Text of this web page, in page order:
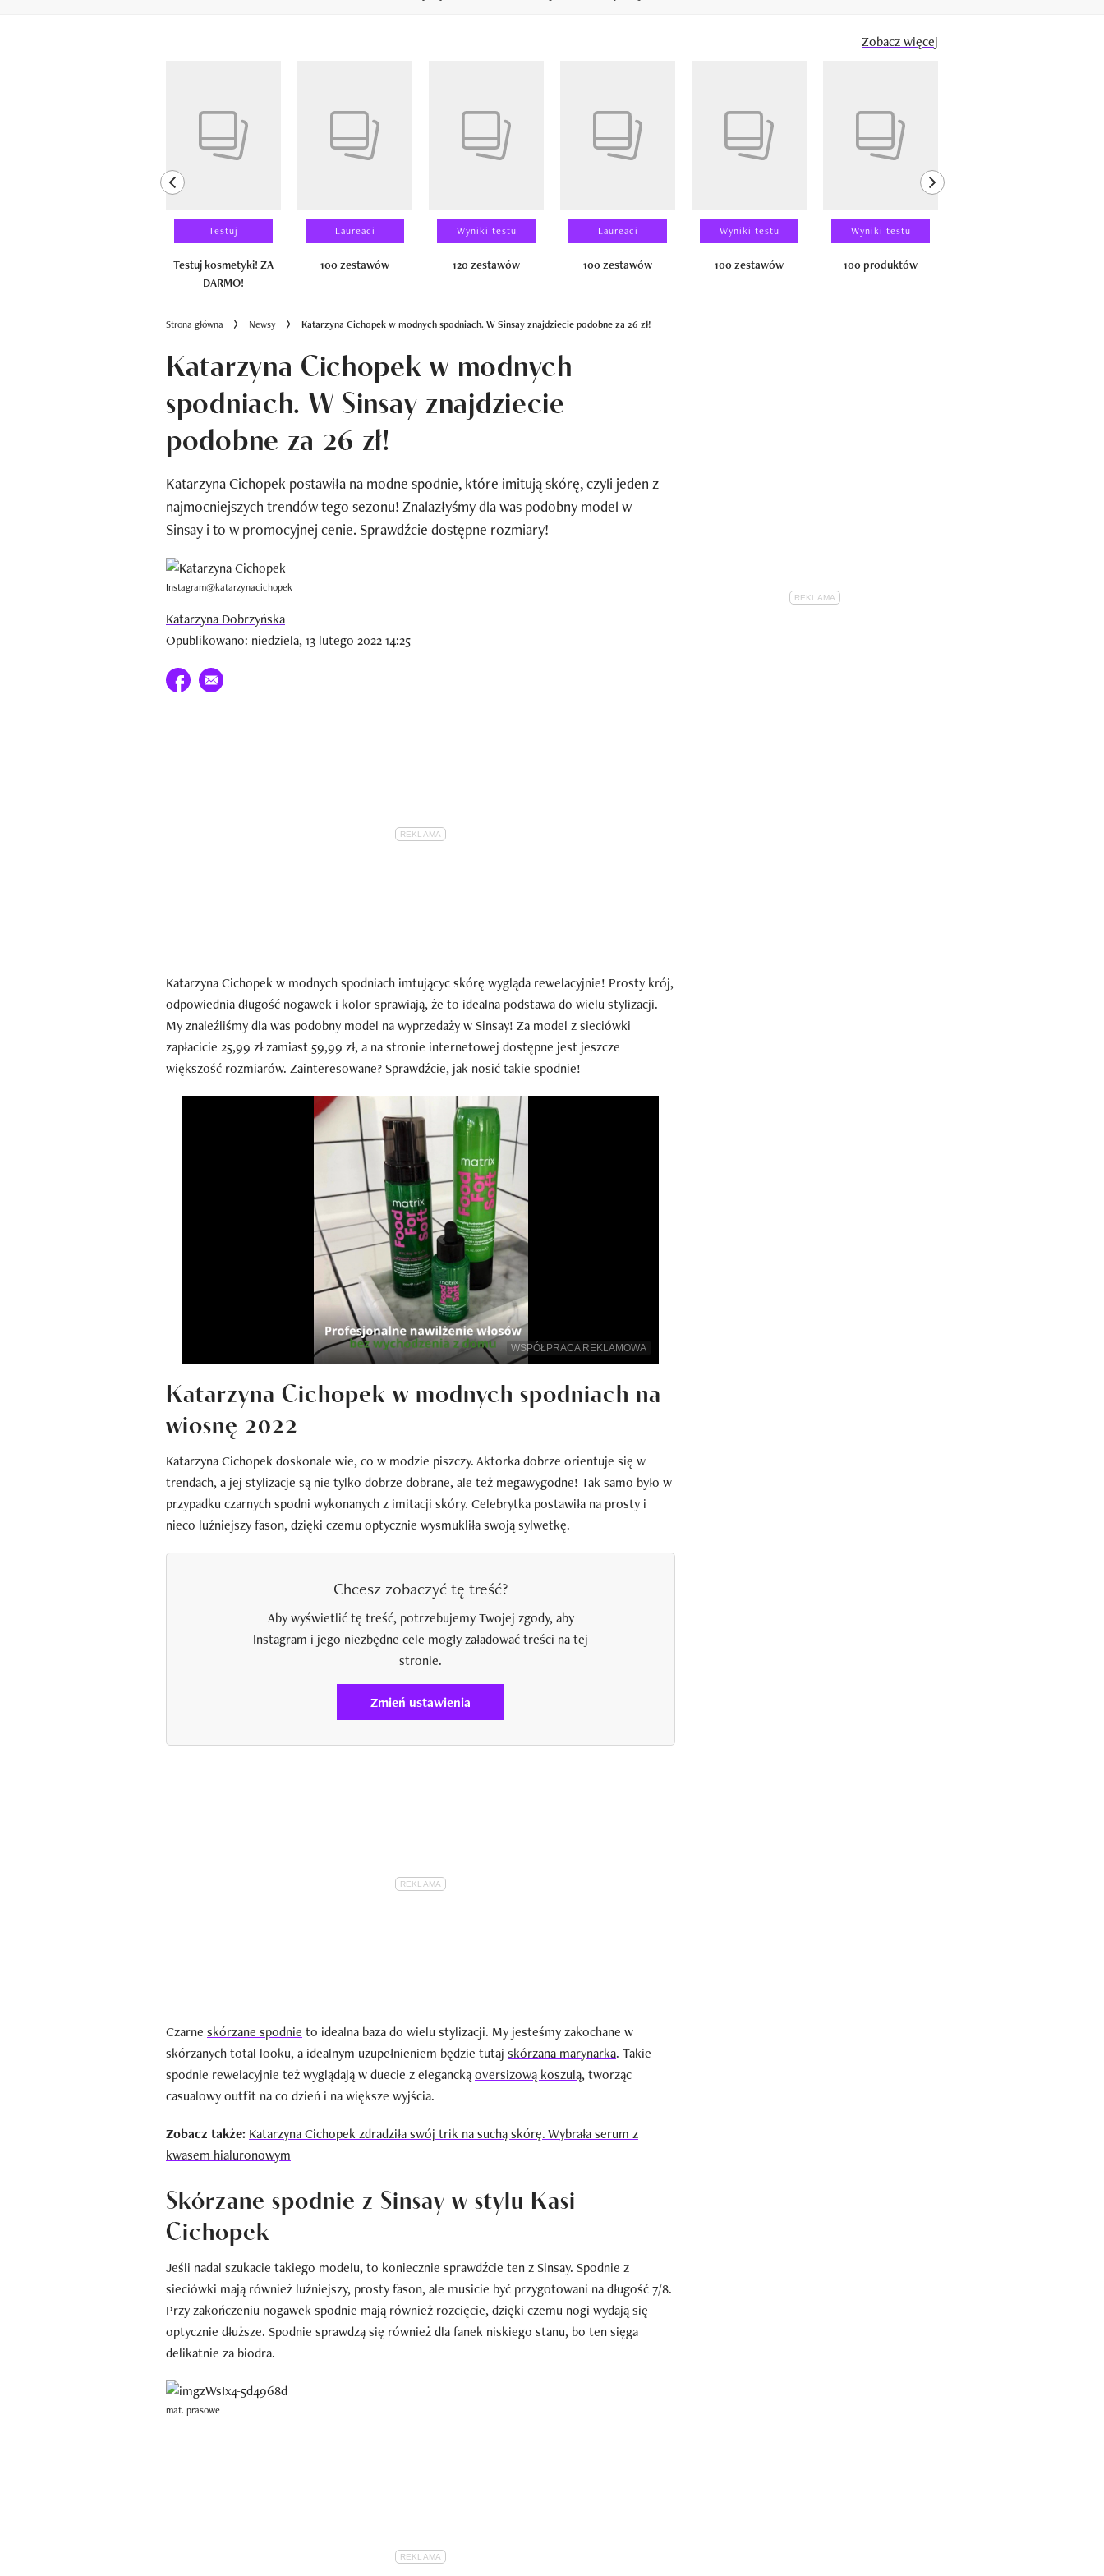
Zobacz więcej
previous element
Testuj
Testuj kosmetyki! ZA
DARMO!
Laureaci
100 zestawów
Wyniki testu
120 zestawów
Laureaci
100 zestawów
Wyniki testu
100 zestawów
Wyniki testu
100 produktów
next element
Strona główna Newsy Katarzyna Cichopek w modnych spodniach. W Sinsay znajdziecie podobne za 26 zł!
Katarzyna Cichopek w modnych
spodniach. W Sinsay znajdziecie
podobne za 26 zł!
Katarzyna Cichopek postawiła na modne spodnie, które imitują skórę, czyli jeden z
najmocniejszych trendów tego sezonu! Znalazłyśmy dla was podobny model w
Sinsay i to w promocyjnej cenie. Sprawdźcie dostępne rozmiary!
Instagram@katarzynacichopek
Katarzyna Dobrzyńska
Opublikowano: niedziela, 13 lutego 2022 14:25
Udostępnij na facebook
E-mail do przyjaciela
Katarzyna Cichopek w modnych spodniach imtującyc skórę wygląda rewelacyjnie! Prosty krój,
odpowiednia długość nogawek i kolor sprawiają, że to idealna podstawa do wielu stylizacji.
My znaleźliśmy dla was podobny model na wyprzedaży w Sinsay! Za model z sieciówki
zapłacicie 25,99 zł zamiast 59,99 zł, a na stronie internetowej dostępne jest jeszcze
większość rozmiarów. Zainteresowane? Sprawdźcie, jak nosić takie spodnie!
WSPÓŁPRACA REKLAMOWA
Katarzyna Cichopek w modnych spodniach na
wiosnę 2022
Katarzyna Cichopek doskonale wie, co w modzie piszczy. Aktorka dobrze orientuje się w
trendach, a jej stylizacje są nie tylko dobrze dobrane, ale też megawygodne! Tak samo było w
przypadku czarnych spodni wykonanych z imitacji skóry. Celebrytka postawiła na prosty i
nieco luźniejszy fason, dzięki czemu optycznie wysmukliła swoją sylwetkę.
Chcesz zobaczyć tę treść?
Aby wyświetlić tę treść, potrzebujemy Twojej zgody, aby
Instagram i jego niezbędne cele mogły załadować treści na tej
stronie.
Zmień ustawienia
Czarne skórzane spodnie to idealna baza do wielu stylizacji. My jesteśmy zakochane w
skórzanych total looku, a idealnym uzupełnieniem będzie tutaj skórzana marynarka. Takie
spodnie rewelacyjnie też wyglądają w duecie z eleganckąoversizową koszulą,tworząc
casualowy outfit na co dzień i na większe wyjścia.
Zobacz także: Katarzyna Cichopek zdradziła swój trik na suchą skórę. Wybrała serum z
kwasem hialuronowym
Skórzane spodnie z Sinsay w stylu Kasi
Cichopek
Jeśli nadal szukacie takiego modelu, to koniecznie sprawdźcie ten z Sinsay. Spodnie z
sieciówki mają również luźniejszy, prosty fason, ale musicie być przygotowani na długość 7/8.
Przy zakończeniu nogawek spodnie mają również rozcięcie, dzięki czemu nogi wydają się
optycznie dłuższe. Spodnie sprawdzą się również dla fanek niskiego stanu, bo ten sięga
delikatnie za biodra.
mat. prasowe